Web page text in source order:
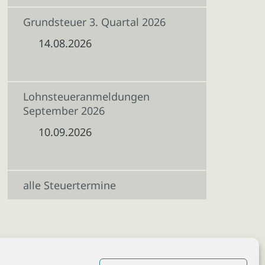
Grundsteuer 3. Quartal 2026
14.08.2026
Lohnsteueranmeldungen
September 2026
10.09.2026
alle Steuertermine